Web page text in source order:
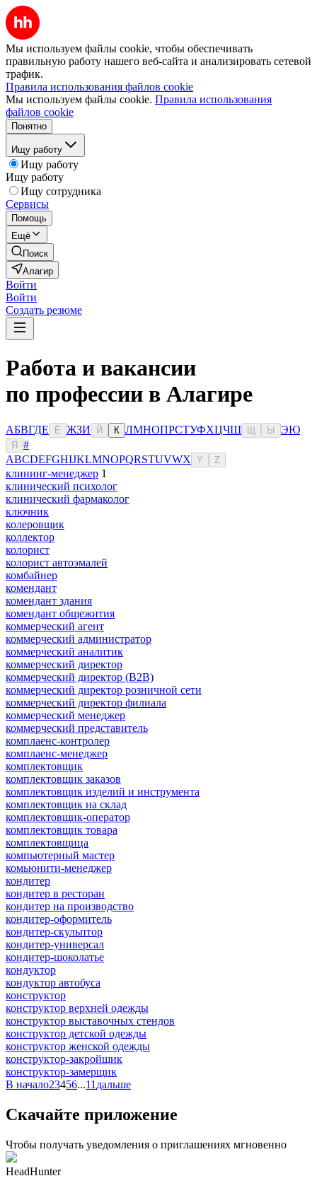
Мы используем файлы cookie, чтобы обеспечивать
правильную работу нашего веб-сайта и анализировать сетевой
трафик.
Правила использования файлов cookie
Мы используем файлы cookie. Правила использования
файлов cookie
Понятно
Ищу работу
Ищу работу
Ищу работу
Ищу сотрудника
Сервисы
Помощь
Ещё
Поиск
Алагир
Войти
Войти
Создать резюме
Работа и вакансии
по профессии в Алагире
АБВГДЕ Ё ЖЗИ Й К ЛМНОПРСТУФХЦЧШ Ы ЭЮ
Я
#
ABCDEFGHIJKLMNOPQRSTUVWX Y Z
клининг-менеджер 1
клинический психолог
клинический фармаколог
ключник
колеровщик
коллектор
колорист
колорист автоэмалей
комбайнер
комендант
комендант здания
комендант общежития
коммерческий агент
коммерческий администратор
коммерческий аналитик
коммерческий директор
коммерческий директор (B2B)
коммерческий директор розничной сети
коммерческий директор филиала
коммерческий менеджер
коммерческий представитель
комплаенс-контролер
комплаенс-менеджер
комплектовщик
комплектовщик заказов
комплектовщик изделий и инструмента
комплектовщик на склад
комплектовщик-оператор
комплектовщик товара
комплектовщица
компьютерный мастер
комьюнити-менеджер
кондитер
кондитер в ресторан
кондитер на производство
кондитер-оформитель
кондитер-скульптор
кондитер-универсал
кондитер-шоколатье
кондуктор
кондуктор автобуса
конструктор
конструктор верхней одежды
конструктор выставочных стендов
конструктор детской одежды
конструктор женской одежды
конструктор-закройщик
конструктор-замерщик
В начало23456...11 дальше
Скачайте приложение
Чтобы получать уведомления о приглашениях мгновенно
HeadHunter